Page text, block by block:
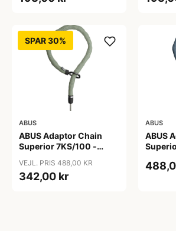
SPAR 30%
ABUS
ABUS Adaptor Chain
Superior 7KS/100 -
Green
VEJL. PRIS 488,00 KR
342,00 kr
ABUS
ABUS